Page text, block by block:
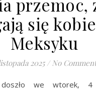
przemoc,
się
Meksyku
2025 / No